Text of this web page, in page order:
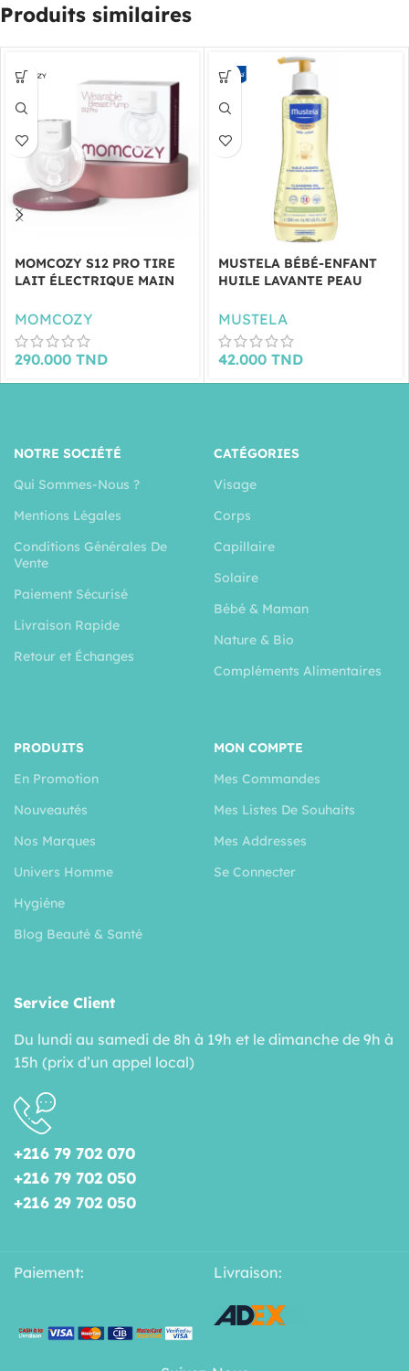
Produits similaires
MOMCOZY S12 PRO TIRE
LAIT ÉLECTRIQUE MAIN
MOMCOZY
290.000 TND
MUSTELA BÉBÉ-ENFANT
HUILE LAVANTE PEAU
MUSTELA
42.000 TND
NOTRE SOCIÉTÉ
Qui Sommes-Nous ?
Mentions Légales
Conditions Générales De
Vente
Paiement Sécurisé
Livraison Rapide
Retour et Échanges
CATÉGORIES
Visage
Corps
Capillaire
Solaire
Bébé & Maman
Nature & Bio
Compléments Alimentaires
PRODUITS
En Promotion
Nouveautés
Nos Marques
Univers Homme
Hygiéne
Blog Beauté & Santé
MON COMPTE
Mes Commandes
Mes Listes De Souhaits
Mes Addresses
Se Connecter
Service Client
Du lundi au samedi de 8h à 19h et le dimanche de 9h à
15h (prix d’un appel local)
+216 79 702 070
+216 79 702 050
+216 29 702 050
Paiement: Livraison: